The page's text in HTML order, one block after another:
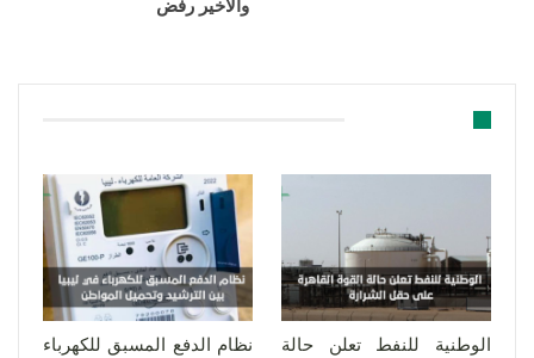
والأخير رفض
الوطنية للنفط تعلن حالة
نظام الدفع المسبق للكهرباء